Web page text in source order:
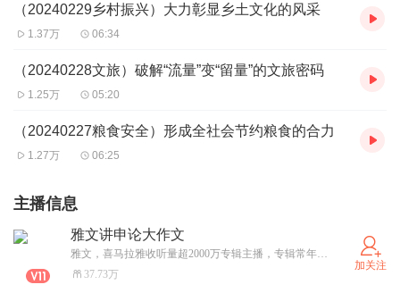
（20240229乡村振兴）大力彰显乡土文化的风采
1.37万 06:34
（20240228文旅）破解“流量”变“留量”的文旅密码
1.25万 05:20
（20240227粮食安全）形成全社会节约粮食的合力
1.27万 06:25
主播信息
雅文讲申论大作文
雅文，喜马拉雅收听量超2000万专辑主播，专辑常年居喜马拉雅个人成长排行榜前十。 国考笔试面试双第一，十年机关文秘写作经验。 4年时间带领20多万粉丝积累公考申论热点，十余次命中公考申论话题，助力数百名考生成功上岸。 独家研发申论大作文速成框架，帮助申论小白快速高效掌握大作文写作方法，实现申论短时间内快速提10分。
37.73万
加关注